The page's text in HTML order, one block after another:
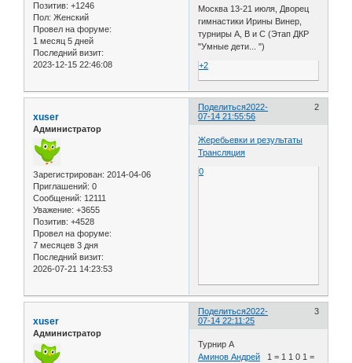
Позитив: +1246
Пол: Женский
Провел на форуме:
1 месяц 5 дней
Последний визит:
2023-12-15 22:46:08
Москва 13-21 июля, Дворец
гимнастики Ирины Винер,
турниры А, В и С (Этап ДКР
"Умные дети... ")
+2
Поделиться 2
2022-
07-14 21:55:56
xuser
Администратор
Зарегистрирован: 2014-04-06
Приглашений: 0
Сообщений: 12111
Уважение: +3655
Позитив: +4528
Провел на форуме:
7 месяцев 3 дня
Последний визит:
2026-07-21 14:23:53
Жеребьевки и результаты
Трансляция
0
Поделиться 3
2022-
07-14 22:11:25
xuser
Администратор
Турнир A
Аминов Андрей 1 = 1 1 0 1 =